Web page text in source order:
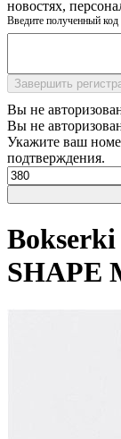
новостях,
Введите полученный
Завершить
Вы не
Вы не
Укажите ваш
подтверждения.
Bokserki
SHAPE